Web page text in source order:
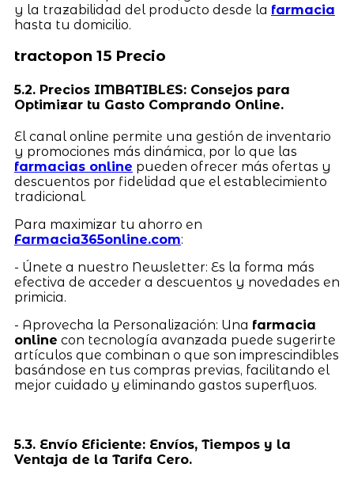
y la trazabilidad del producto desde la farmacia
hasta tu domicilio.
tractopon 15 Precio
5.2. Precios IMBATIBLES: Consejos para
Optimizar tu Gasto Comprando Online.
El canal online permite una gestión de inventario
y promociones más dinámica, por lo que las
farmacias online pueden ofrecer más ofertas y
descuentos por fidelidad que el establecimiento
tradicional.
Para maximizar tu ahorro en
Farmacia365online.com:
- Únete a nuestro Newsletter: Es la forma más
efectiva de acceder a descuentos y novedades en
primicia.
- Aprovecha la Personalización: Una farmacia
online con tecnología avanzada puede sugerirte
artículos que combinan o que son imprescindibles
basándose en tus compras previas, facilitando el
mejor cuidado y eliminando gastos superfluos.
5.3. Envío Eficiente: Envíos, Tiempos y la
Ventaja de la Tarifa Cero.